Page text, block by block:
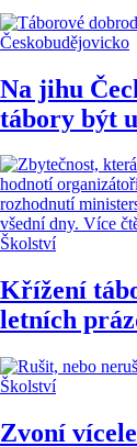
Českobudějovicko
Na jihu
tábory být
Školství
Křížení
letních
Školství
Zvoní